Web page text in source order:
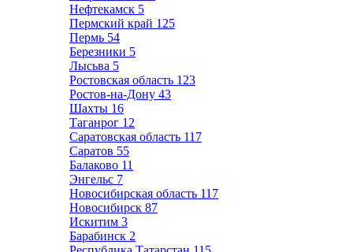
Нефтекамск 5
Пермский край 125
Пермь 54
Березники 5
Лысьва 5
Ростовская область 123
Ростов-на-Дону 43
Шахты 16
Таганрог 12
Саратовская область 117
Саратов 55
Балаково 11
Энгельс 7
Новосибирская область 117
Новосибирск 87
Искитим 3
Барабинск 2